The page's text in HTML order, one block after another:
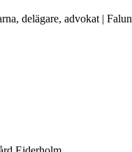
delägare, advokat | Falun